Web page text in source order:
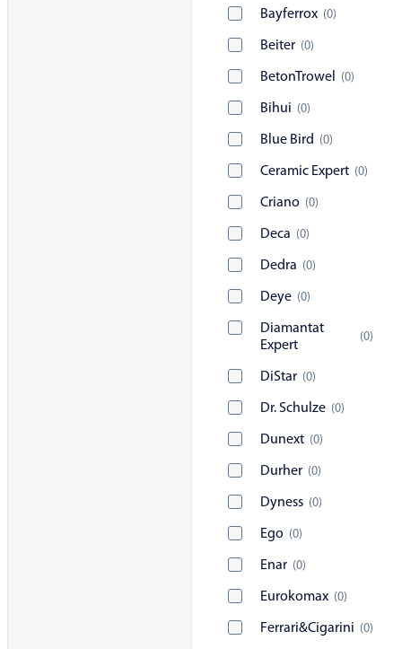
Bayferrox (0)
Beiter (0)
BetonTrowel (0)
Bihui (0)
Blue Bird (0)
Ceramic Expert (0)
Criano (0)
Deca (0)
Dedra (0)
Deye (0)
Diamantat
Expert
(0)
DiStar (0)
Dr. Schulze (0)
Dunext (0)
Durher (0)
Dyness (0)
Ego (0)
Enar (0)
Eurokomax (0)
Ferrari&Cigarini (0)